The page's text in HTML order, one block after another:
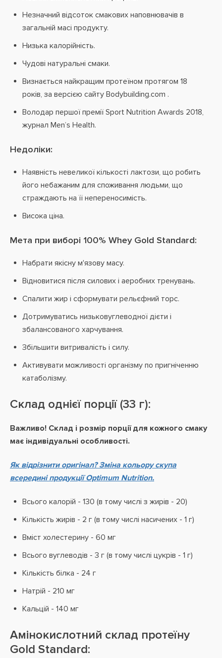
Незначний відсоток смакових наповнювачів в
загальній масі продукту.
Низька калорійність.
Чудові натуральні смаки.
Визнається найкращим протеїном протягом 18
років, за версією сайту Bodybuilding.com .
Володар першої премії Sport Nutrition Awards 2018,
журнал Men’s Health.
Недоліки:
Наявність невеликої кількості лактози, що робить
його небажаним для споживання людьми, що
страждають на її непереносимість.
Висока ціна.
Мета при виборі 100% Whey Gold Standard:
Набрати якісну м'язову масу.
Відновитися після силових і аеробних тренувань.
Спалити жир і сформувати рельєфний торс.
Дотримуватись низьковуглеводної дієти і
збалансованого харчування.
Збільшити витривалість і силу.
Активувати можливості організму по пригніченню
катаболізму.
Склад однієї порції (33 г):
Важливо! Склад і розмір порції для кожного смаку
має індивідуальні особливості.
Як відрізнити оригінал? Зміна кольору скупа
всередині продукції Optimum Nutrition.
Всього калорій - 130 (в тому числі з жирів - 20)
Кількість жирів - 2 г (в тому числі насичених - 1 г)
Вміст холестерину - 60 мг
Всього вуглеводів - 3 г (в тому числі цукрів - 1 г)
Кількість білка - 24 г
Натрій - 210 мг
Кальцій - 140 мг
Амінокислотний склад протеїну
Gold Standard: